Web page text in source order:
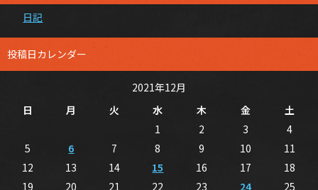
日記
投稿日カレンダー
2021年12月
日
月 火 水 木 金
土
1
2 3
4
5
6 7 8 9 10
11
12
13 14 15 16 17
18
19
20 21 22 23 24 25